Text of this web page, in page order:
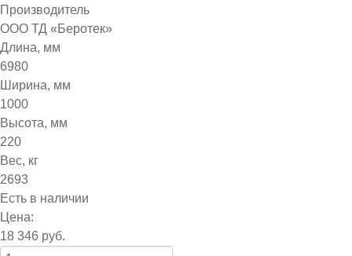
Производитель
ООО ТД «Беротек»
Длина, мм
6980
Ширина, мм
1000
Высота, мм
220
Вес, кг
2693
Есть в наличии
Цена:
18 346 руб.